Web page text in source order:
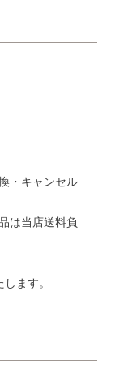
・キャンセル
は当店送料負
ます。